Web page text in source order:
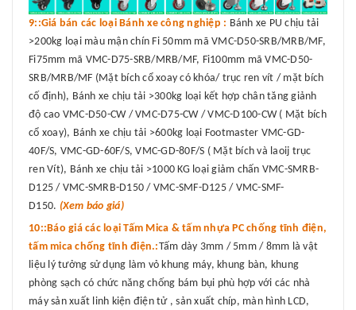
9::Giá bán các loại Bánh xe công nghiệp : Bánh xe PU chịu tải
>200kg loại màu mận chín Fi 50mm mã VMC-D50-SRB/MRB/MF,
Fi75mm mã VMC-D75-SRB/MRB/MF, Fi100mm mã VMC-D50-
SRB/MRB/MF (Mặt bích cổ xoay có khóa/ trục ren vít / mặt bích
cố định), Bánh xe chịu tải >300kg loại kết hợp chân tăng giảnh
độ cao VMC-D50-CW / VMC-D75-CW / VMC-D100-CW ( Mặt bích
cổ xoay), Bánh xe chịu tải >600kg loại Footmaster VMC-GD-
40F/S, VMC-GD-60F/S, VMC-GD-80F/S ( Mặt bích và laoij trục
ren Vít), Bánh xe chịu tải >1000 KG loại giảm chấn VMC-SMRB-
D125 / VMC-SMRB-D150 / VMC-SMF-D125 / VMC-SMF-
D150. (Xem báo giá)
10::Báo giá các loại Tấm Mica & tấm nhựa PC chống tĩnh điện,
tấm mica chống tĩnh điện.:Tấm dày 3mm / 5mm / 8mm là vật
liệu lý tưởng sử dụng làm vỏ khung máy, khung bàn, khung
phòng sạch có chức năng chống bám bụi phù hợp với các nhà
máy sản xuất linh kiện điện tử , sản xuất chíp, màn hình LCD,